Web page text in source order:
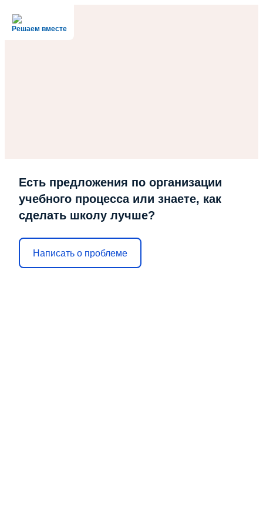
Решаем вместе
Есть предложения по организации
учебного процесса или знаете, как
сделать школу лучше?
Написать о проблеме